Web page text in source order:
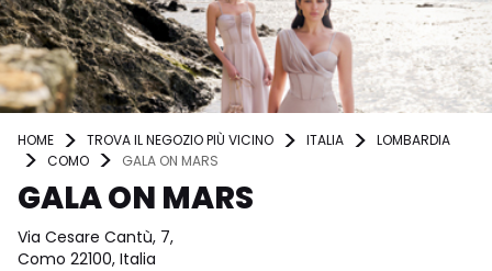
HOME TROVA IL NEGOZIO PIÙ VICINO ITALIA
LOMBARDIA
COMO
GALA ON MARS
GALA ON MARS
Via Cesare Cantù, 7,
Como 22100, Italia